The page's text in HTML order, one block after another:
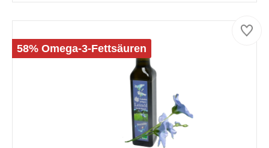
58% Omega-3-Fettsäuren